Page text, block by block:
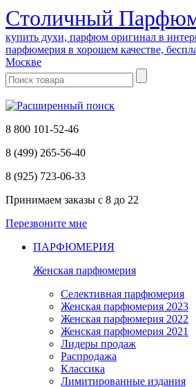
Cтоличный
купить духи, парфюм оригинал в
парфюмерия в хорошем качестве,
Москве
8 800 101-52-46
8 (499) 265-56-40
8 (925) 723-06-33
Принимаем заказы с 8 до 22
Перезвоните мне
ПАРФЮМЕРИЯ
Женская парфюмерия
Селективная парфюмерия
Женская парфюмерия 2023
Женская парфюмерия 2022
Женская парфюмерия 2021
Лидеры продаж
Распродажа
Классика
Лимитированные издания